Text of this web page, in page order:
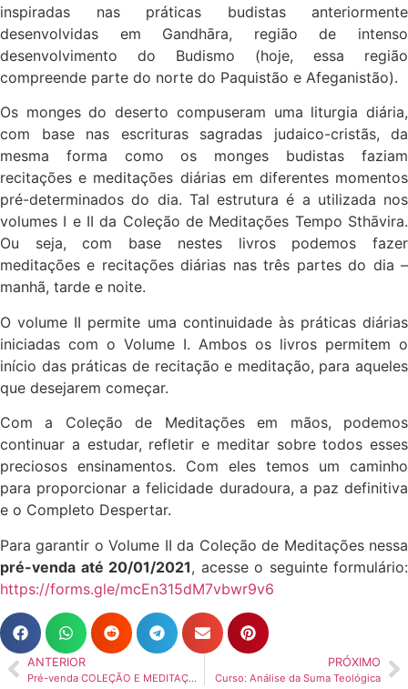
inspiradas nas práticas budistas anteriormente
desenvolvidas em Gandhāra, região de intenso
desenvolvimento do Budismo (hoje, essa região
compreende parte do norte do Paquistão e Afeganistão).
Os monges do deserto compuseram uma liturgia diária,
com base nas escrituras sagradas judaico-cristãs, da
mesma forma como os monges budistas faziam
recitações e meditações diárias em diferentes momentos
pré-determinados do dia. Tal estrutura é a utilizada nos
volumes I e II da Coleção de Meditações Tempo Sthāvira.
Ou seja, com base nestes livros podemos fazer
meditações e recitações diárias nas três partes do dia –
manhã, tarde e noite.
O volume II permite uma continuidade às práticas diárias
iniciadas com o Volume I. Ambos os livros permitem o
início das práticas de recitação e meditação, para aqueles
que desejarem começar.
Com a Coleção de Meditações em mãos, podemos
continuar a estudar, refletir e meditar sobre todos esses
preciosos ensinamentos. Com eles temos um caminho
para proporcionar a felicidade duradoura, a paz definitiva
e o Completo Despertar.
Para garantir o Volume II da Coleção de Meditações nessa
pré-venda até 20/01/2021, acesse o seguinte formulário:
https://forms.gle/mcEn315dM7vbwr9v6
ANTERIOR
Pré-venda COLEÇÃO E MEDITAÇÕES – TEMPO STHĀVIRA VOL. I
PRÓXIMO
Curso: Análise da Suma Teológica